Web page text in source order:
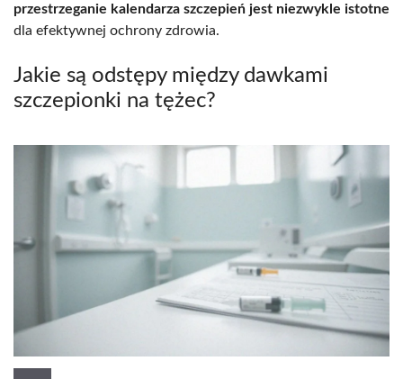
przestrzeganie kalendarza szczepień jest niezwykle istotne
dla efektywnej ochrony zdrowia.
Jakie są odstępy między dawkami
szczepionki na tężec?